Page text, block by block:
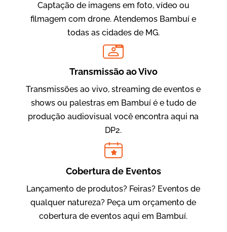
Evolucional
Vídeos para Treinamentos
IBCC
Vídeo Institucional
Captação de imagens em foto, vídeo ou
filmagem com drone. Atendemos Bambuí e
todas as cidades de MG.
LIVE
Transmissão ao Vivo
Transmissões ao vivo, streaming de eventos e
shows ou palestras em Bambuí é e tudo de
produção audiovisual você encontra aqui na
DP2.
Cobertura de Eventos
Lançamento de produtos? Feiras? Eventos de
qualquer natureza? Peça um orçamento de
cobertura de eventos aqui em Bambuí.